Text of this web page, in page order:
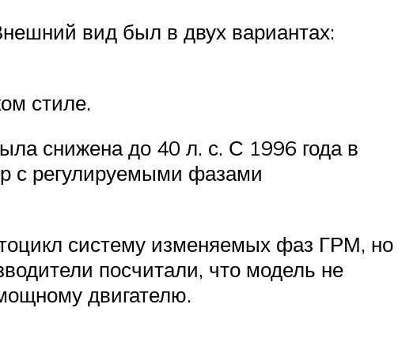
вид был в двух вариантах:
стиле.
снижена до 40 л. с. С 1996 года в
с регулируемыми фазами
систему изменяемых фаз ГРМ, но
посчитали, что модель не
двигателю.